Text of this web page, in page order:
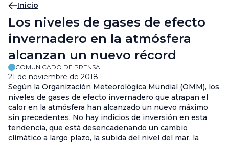
Migas
de
pan
Inicio
Los niveles de gases de efecto
invernadero en la atmósfera
alcanzan un nuevo récord
COMUNICADO DE PRENSA
21 de noviembre de 2018
Según la Organización Meteorológica Mundial (OMM), los
niveles de gases de efecto invernadero que atrapan el
calor en la atmósfera han alcanzado un nuevo máximo
sin precedentes. No hay indicios de inversión en esta
tendencia, que está desencadenando un cambio
climático a largo plazo, la subida del nivel del mar, la